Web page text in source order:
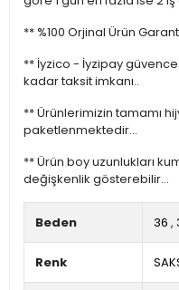
** %100 Orjinal Ürün
** İyzico - İyzipay
kadar taksit imkanı..
** Ürünlerimizin tamamı
paketlenmektedir...
** Ürün boy uzunlukları
değişkenlik gösterebilir...
Beden 36 ,
Renk